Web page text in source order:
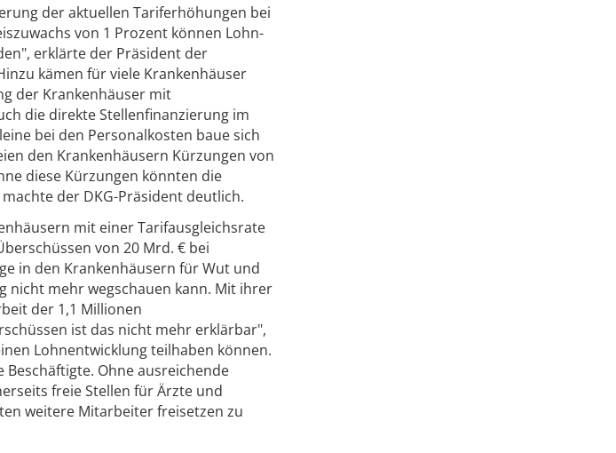
der aktuellen Tariferhöhungen bei
von 1 Prozent können Lohn-
erklärte der Präsident der
kämen für viele Krankenhäuser
der Krankenhäuser mit
die direkte Stellenfinanzierung im
bei den Personalkosten baue sich
den Krankenhäusern Kürzungen von
diese Kürzungen könnten die
der DKG-Präsident deutlich.
mit einer Tarifausgleichsrate
von 20 Mrd. € bei
in den Krankenhäusern für Wut und
nicht mehr wegschauen kann. Mit ihrer
der 1,1 Millionen
ist das nicht mehr erklärbar",
Lohnentwicklung teilhaben können.
Ohne ausreichende
freie Stellen für Ärzte und
weitere Mitarbeiter freisetzen zu